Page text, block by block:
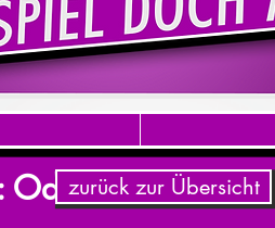
Odysseyzurück zur Übersicht